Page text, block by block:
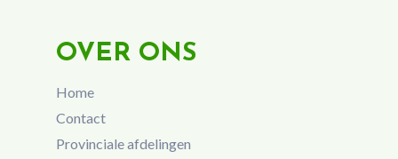
OVER ONS
Home
Contact
Provinciale afdelingen